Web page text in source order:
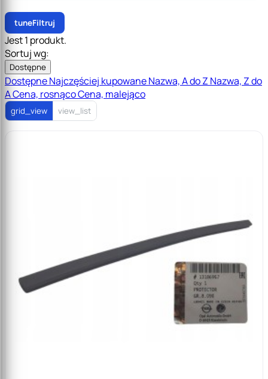
tuneFiltruj
Jest 1 produkt.
Sortuj wg:
Dostępne
DostępneNajczęściej kupowaneNazwa, A do Z Nazwa, Z do
ACena, rosnącoCena, malejąco
grid_view view_list